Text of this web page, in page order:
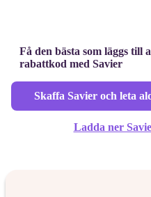
Få den bästa som läggs till
rabattkod med Savier
Skaffa Savier och leta
Ladda ner